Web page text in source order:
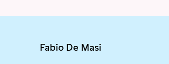
Fabio De Masi